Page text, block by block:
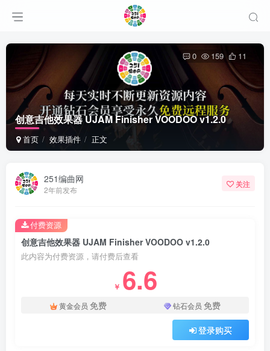
创意吉他效果器 UJAM Finisher VOODOO v1.2.0
首页 效果插件 正文
0 159 11
251编曲网
2年前发布
关注
创意吉他效果器 UJAM Finisher VOODOO v1.2.0
此内容为付费资源，请付费后查看
￥ 6.6
黄金会员 免费 钻石会员 免费
登录购买
付费资源